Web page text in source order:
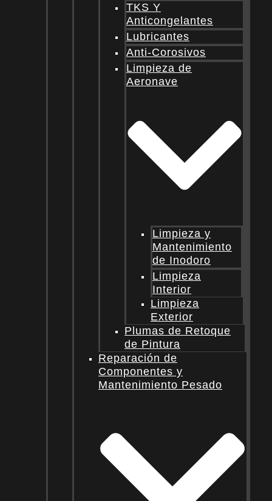
TKS Y
Anticongelantes
Lubricantes
Anti-Corosivos
Limpieza de
Aeronave
Limpieza y
Mantenimiento
de Inodoro
Limpieza
Interior
Limpieza
Exterior
Plumas de Retoque
de Pintura
Reparación de
Componentes y
Mantenimiento Pesado